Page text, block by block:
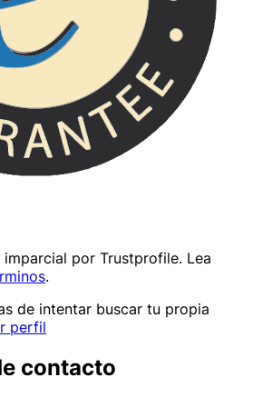
imparcial por Trustprofile. Lea
.
de intentar buscar tu propia
perfil
contacto